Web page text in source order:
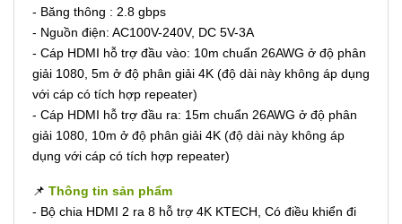
- Băng thông : 2.8 gbps
- Nguồn điện: AC100V-240V, DC 5V-3A
- Cáp HDMI hỗ trợ đầu vào: 10m chuẩn 26AWG ở độ phân
giải 1080, 5m ở độ phân giải 4K (độ dài này không áp dụng
với cáp có tích hợp repeater)
- Cáp HDMI hỗ trợ đầu ra: 15m chuẩn 26AWG ở độ phân
giải 1080, 10m ở độ phân giải 4K (độ dài này không áp
dụng với cáp có tích hợp repeater)
📌 Thông tin sản phẩm
- Bộ chia HDMI 2 ra 8 hỗ trợ 4K KTECH, Có điều khiển đi